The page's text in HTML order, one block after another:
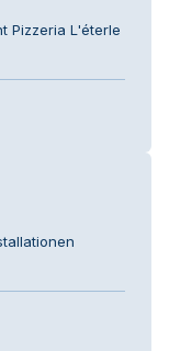
Pizzeria L'éterle